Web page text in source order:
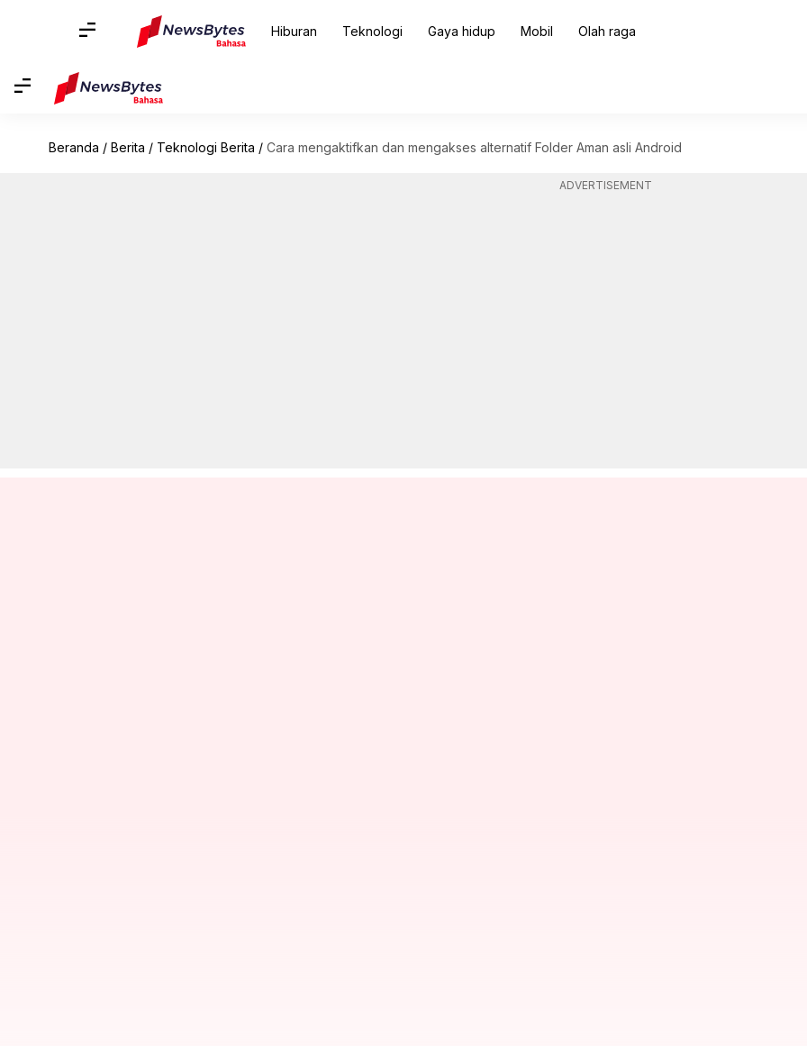
Hiburan Teknologi Gaya hidup Mobil Olah raga
Beranda / Berita / Teknologi Berita / Cara mengaktifkan dan mengakses alternatif Folder Aman asli Android
ADVERTISEMENT